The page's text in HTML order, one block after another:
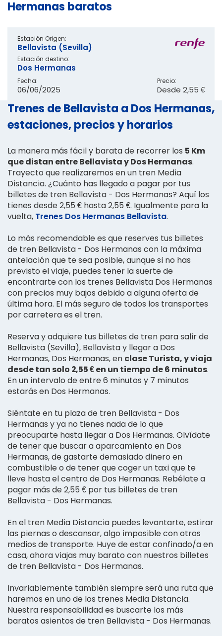
Hermanas baratos
Estación Origen:
Bellavista (Sevilla)
Estación destino:
Dos Hermanas
Fecha:
06/06/2025
Precio:
Desde 2,55 €
Trenes de Bellavista a Dos Hermanas,
estaciones, precios y horarios
La manera más fácil y barata de recorrer los 5 Km
que distan entre Bellavista y Dos Hermanas.
Trayecto que realizaremos en un tren Media
Distancia. ¿Cuánto has llegado a pagar por tus
billetes de tren Bellavista - Dos Hermanas? Aquí los
tienes desde 2,55 € hasta 2,55 €. Igualmente para la
vuelta, Trenes Dos Hermanas Bellavista.
Lo más recomendable es que reserves tus billetes
de tren Bellavista - Dos Hermanas con la máxima
antelación que te sea posible, aunque si no has
previsto el viaje, puedes tener la suerte de
encontrarte con los trenes Bellavista Dos Hermanas
con precios muy bajos debido a alguna oferta de
última hora. El más seguro de todos los transportes
por carretera es el tren.
Reserva y adquiere tus billetes de tren para salir de
Bellavista (Sevilla), Bellavista y llegar a Dos
Hermanas, Dos Hermanas, en clase Turista, y viaja
desde tan solo 2,55 € en un tiempo de 6 minutos.
En un intervalo de entre 6 minutos y 7 minutos
estarás en Dos Hermanas.
Siéntate en tu plaza de tren Bellavista - Dos
Hermanas y ya no tienes nada de lo que
preocuparte hasta llegar a Dos Hermanas. Olvídate
de tener que buscar a aparcamiento en Dos
Hermanas, de gastarte demasiado dinero en
combustible o de tener que coger un taxi que te
lleve hasta el centro de Dos Hermanas. Rebélate a
pagar más de 2,55 € por tus billetes de tren
Bellavista - Dos Hermanas.
En el tren Media Distancia puedes levantarte, estirar
las piernas o descansar, algo imposible con otros
medios de transporte. Huye de estar confinado/a en
casa, ahora viajas muy barato con nuestros billetes
de tren Bellavista - Dos Hermanas.
Invariablemente también siempre será una ruta que
haremos en uno de los trenes Media Distancia.
Nuestra responsabilidad es buscarte los más
baratos asientos de tren Bellavista - Dos Hermanas.